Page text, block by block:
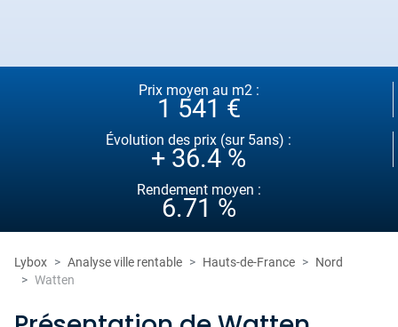
Prix moyen au m2 :
1 541 €
Évolution des prix (sur 5ans) :
+ 36.4 %
Rendement moyen :
6.71 %
Lybox Analyse ville rentable Hauts-de-France
Nord
Watten